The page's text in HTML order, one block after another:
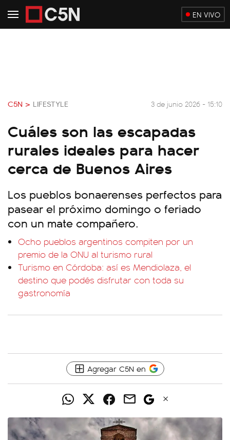
EN VIVO
C5N > LIFESTYLE 3 de junio 2026 - 15:10
Cuáles son las escapadas
rurales ideales para hacer
cerca de Buenos Aires
Los pueblos bonaerenses perfectos para
pasear el próximo domingo o feriado
con un mate compañero.
Ocho pueblos argentinos compiten por un
premio de la ONU al turismo rural
Turismo en Córdoba: así es Mendiolaza, el
destino que podés disfrutar con toda su
gastronomía
Agregar C5N en